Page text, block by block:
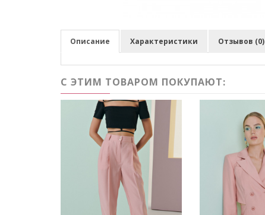
Описание Характеристики Отзывов (0)
С ЭТИМ ТОВАРОМ ПОКУПАЮТ: